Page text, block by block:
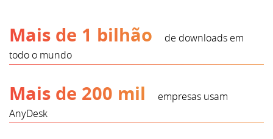
Mais de 1 bilhão
de downloads em
todo o mundo
Mais de 200 mil
empresas usam
AnyDesk